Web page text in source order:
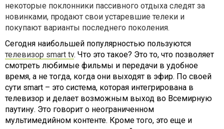
некоторые поклонники пассивного отдыха следят за
новинками, продают свои устаревшие телеки и
покупают варианты последнего поколения.
Сегодня наибольшей популярностью пользуются
телевизор smart tv. Что это такое? Это то, что позволяет
смотреть любимые фильмы и передачи в удобное
время, а не тогда, когда они выходят в эфир. По своей
сути smart – это система, которая интегрирована в
телевизор и делает возможным выход во Всемирную
паутину. Это говорит о неограниченном
мультимедийном контенте. Кроме того, это еще и